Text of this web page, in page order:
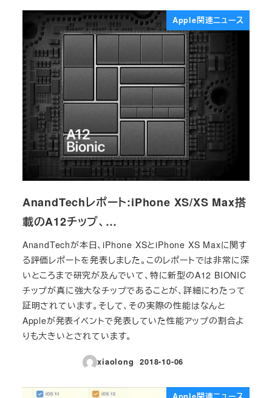
Apple関連ニュース
AnandTechレポート:iPhone XS/XS Max搭
載のA12チップ、…
AnandTechが本日、iPhone XSとiPhone XS Maxに関す
る評価レポートを発表しました。このレポートでは非常に深
いところまで研究が及んでいて、特に新型のA12 BIONIC
チップが真に強大なチップであることが、詳細にわたって
証明されています。そして、その実際の性能はなんと
Appleが発表イベントで発表していた性能アップの割合よ
りも大きいとされています。
xiaolong
投稿日
2018-10-06